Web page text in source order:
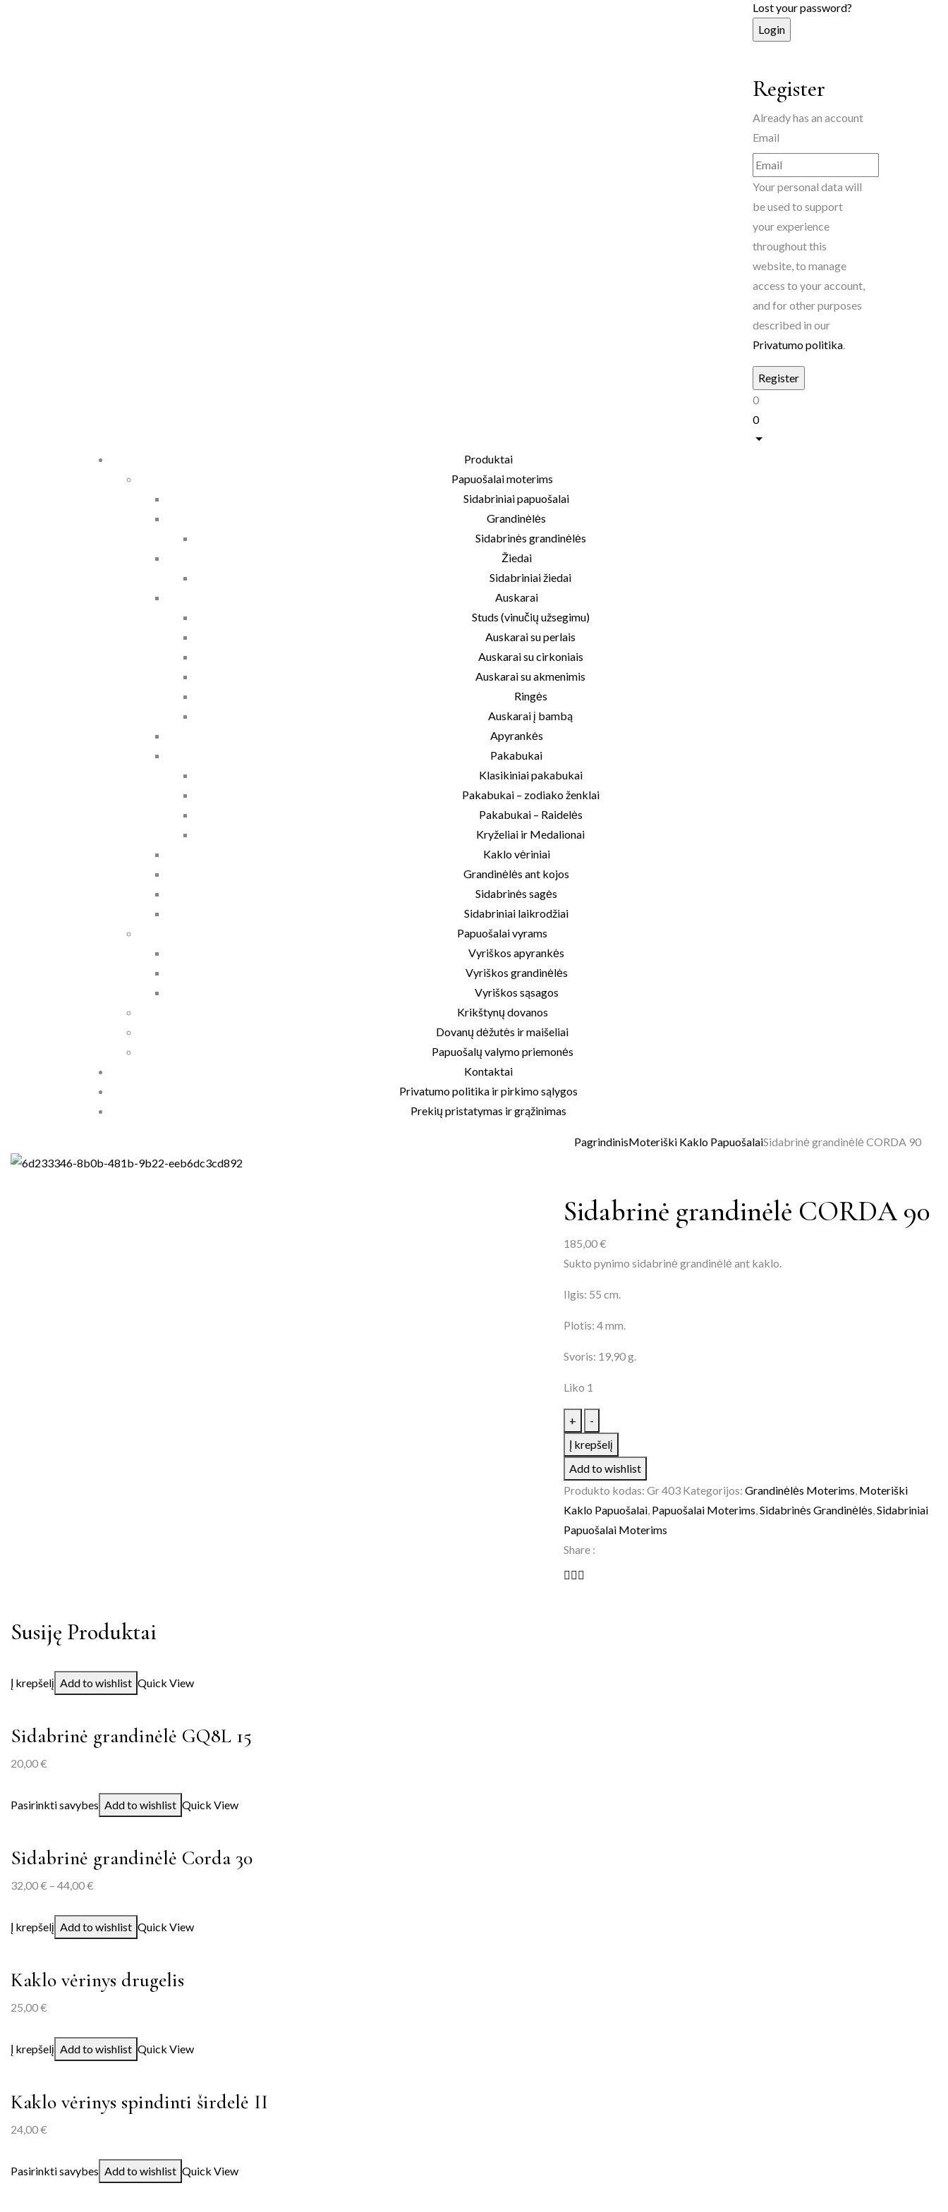
Lost your password?
Register
Already has an account
Email
Your personal data will
be used to support
your experience
throughout this
website, to manage
access to your account,
and for other purposes
described in our
Privatumo politika.
0
0
Produktai
Papuošalai moterims
Sidabriniai papuošalai
Grandinėlės
Sidabrinės grandinėlės
Žiedai
Sidabriniai žiedai
Auskarai
Studs (vinučių užsegimu)
Auskarai su perlais
Auskarai su cirkoniais
Auskarai su akmenimis
Ringės
Auskarai į bambą
Apyrankės
Pakabukai
Klasikiniai pakabukai
Pakabukai – zodiako ženklai
Pakabukai – Raidelės
Kryželiai ir Medalionai
Kaklo vėriniai
Grandinėlės ant kojos
Sidabrinės sagės
Sidabriniai laikrodžiai
Papuošalai vyrams
Vyriškos apyrankės
Vyriškos grandinėlės
Vyriškos sąsagos
Krikštynų dovanos
Dovanų dėžutės ir maišeliai
Papuošalų valymo priemonės
Kontaktai
Privatumo politika ir pirkimo sąlygos
Prekių pristatymas ir grąžinimas
PagrindinisMoteriški Kaklo PapuošalaiSidabrinė grandinėlė CORDA 90
Sidabrinė grandinėlė CORDA 90
185,00€
Sukto pynimo sidabrinė grandinėlė ant kaklo.
Ilgis: 55 cm.
Plotis: 4 mm.
Svoris: 19,90 g.
Liko 1
+
-
Į krepšelį
Add to wishlist
Produkto kodas: Gr 403 Kategorijos: Grandinėlės Moterims, Moteriški
Kaklo Papuošalai, Papuošalai Moterims,Sidabrinės Grandinėlės,Sidabriniai
Papuošalai Moterims
Share :
Susiję Produktai
Į krepšelį Add to wishlist Quick View
Sidabrinė grandinėlė GQ8L 15
20,00€
Pasirinkti savybes Add to wishlist Quick View
Sidabrinė grandinėlė Corda 30
32,00€ – 44,00€
Į krepšelį Add to wishlist Quick View
Kaklo vėrinys drugelis
25,00€
Į krepšelį Add to wishlist Quick View
Kaklo vėrinys spindinti širdelė II
24,00€
Pasirinkti savybes Add to wishlist Quick View